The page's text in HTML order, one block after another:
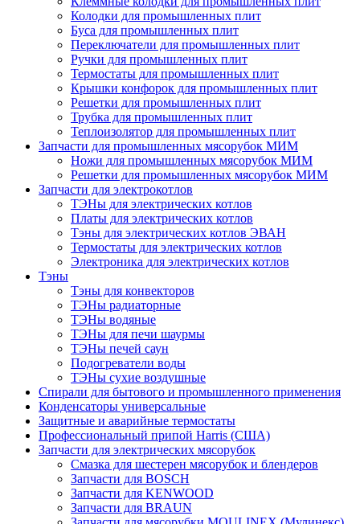
Колодки для промышленных плит
Буса для промышленных плит
Переключатели для промышленных плит
Ручки для промышленных плит
Термостаты для промышленных плит
Крышки конфорок для промышленных плит
Решетки для промышленных плит
Трубка для промышленных плит
Теплоизолятор для промышленных плит
Запчасти для промышленных мясорубок МИМ
Ножи для промышленных мясорубок МИМ
Решетки для промышленных мясорубок МИМ
Запчасти для электрокотлов
ТЭНы для электрических котлов
Платы для электрических котлов
Тэны для электрических котлов ЭВАН
Термостаты для электрических котлов
Электроника для электрических котлов
Тэны
Тэны для конвекторов
ТЭНы радиаторные
ТЭНы водяные
ТЭНы для печи шаурмы
ТЭНы печей саун
Подогреватели воды
ТЭНы сухие воздушные
Спирали для бытового и промышленного применения
Конденсаторы универсальные
Защитные и аварийные термостаты
Профессиональный припой Harris (США)
Запчасти для электрических мясорубок
Смазка для шестерен мясорубок и блендеров
Запчасти для BOSCH
Запчасти для KENWOOD
Запчасти для BRAUN